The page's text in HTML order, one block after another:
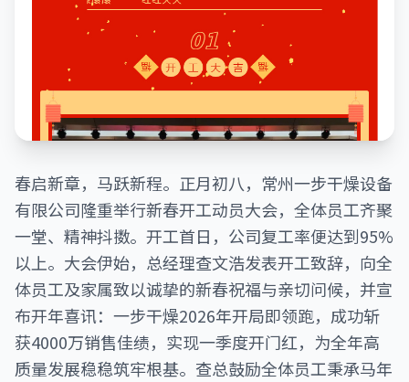
春启新章，马跃新程。正月初八，常州一步干燥设备
有限公司隆重举行新春开工动员大会，全体员工齐聚
一堂、精神抖擞。开工首日，公司复工率便达到95%
以上。大会伊始，总经理查文浩发表开工致辞，向全
体员工及家属致以诚挚的新春祝福与亲切问候，并宣
布开年喜讯：一步干燥2026年开局即领跑，成功斩
获4000万销售佳绩，实现一季度开门红，为全年高
质量发展稳稳筑牢根基。查总鼓励全体员工秉承马年